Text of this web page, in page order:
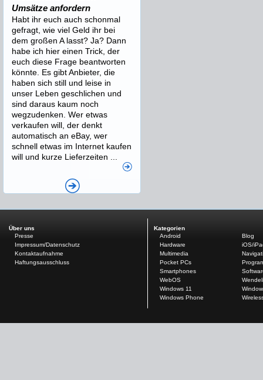
Umsätze anfordern
Habt ihr euch auch schonmal
gefragt, wie viel Geld ihr bei
dem großen A lasst? Ja? Dann
habe ich hier einen Trick, der
euch diese Frage beantworten
könnte. Es gibt Anbieter, die
haben sich still und leise in
unser Leben geschlichen und
sind daraus kaum noch
wegzudenken. Wer etwas
verkaufen will, der denkt
automatisch an eBay, wer
schnell etwas im Internet kaufen
will und kurze Lieferzeiten ...
Über uns
Presse
Impressum/Datenschutz
Kontaktaufnahme
Haftungsausschluss
Kategorien
Android
Blog
Hardware
iOS/
Multimedia
Pocket PCs
Smartphones
WebOS
Windows 11
Windows Phone